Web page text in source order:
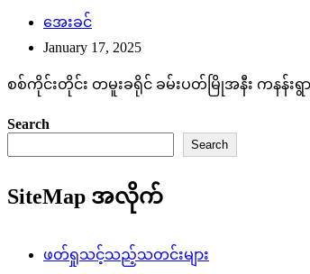
အေးခင်
January 17, 2025
စစ်ကိုင်းတိုင်း တမူးခရိုင် ခမ်းပတ်မြိုအနီး ကနန်းရွ
Search
Search
SiteMap အလိုက်
ဖတ်ရှုသင့်သည့်သတင်းများ